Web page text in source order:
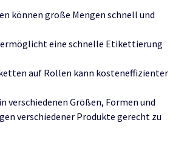
können große Mengen schnell und
eine schnelle Etikettierung
auf Rollen kann kosteneffizienter
Größen, Formen und
verschiedener Produkte gerecht zu